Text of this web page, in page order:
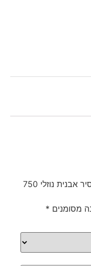
Be the first to review “כימגת מסיר אבנית נוזלי 750
מסומנים *